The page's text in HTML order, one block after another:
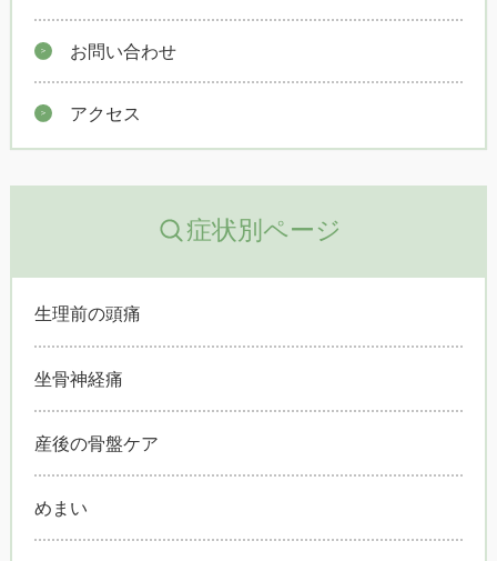
お問い合わせ
アクセス
症状別ページ
生理前の頭痛
坐骨神経痛
産後の骨盤ケア
めまい